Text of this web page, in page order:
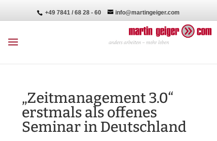
+49 7841 / 68 28 - 60 info@martingeiger.com
„Zeitmanagement 3.0“
erstmals als offenes
Seminar in Deutschland